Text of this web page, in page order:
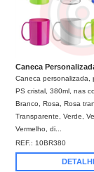
Caneca
Caneca personalizada,
PS cristal, 380ml, nas
Branco, Rosa, Rosa
Transparente, Verde,
Vermelho, di...
REF.: 10BR380